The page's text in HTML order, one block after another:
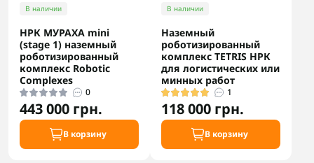
В наличии
НРК МУРАХА mini
(stage 1) наземный
роботизированный
комплекс Robotic
Complexes
0
443 000 грн.
В корзину
В наличии
Наземный
роботизированный
комплекс TETRIS НРК
для логистических или
минных работ
1
118 000 грн.
В корзину